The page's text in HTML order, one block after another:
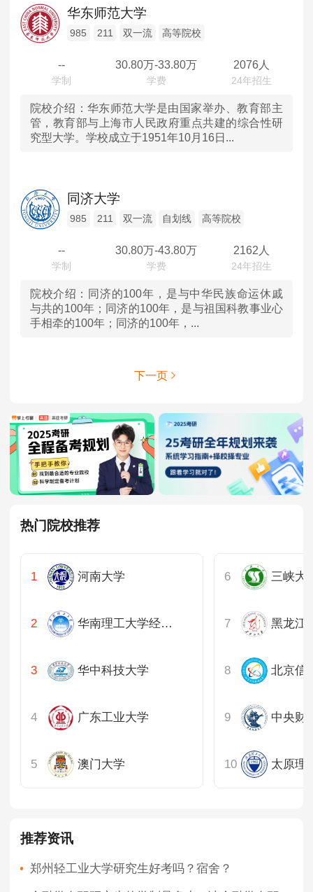
华东师范大学
985 211 双一流 高等院校
-- 30.80万-33.80万 2076人
院校介绍： 华东师范大学是由国家举办、教育部主
管，教育部与上海市人民政府重点共建的综合性研
究型大学。学校成立于1951年10月16日...
同济大学
985 211 双一流 自划线 高等院校
-- 30.80万-43.80万 2162人
院校介绍： 同济的100年，是与中华民族命运休戚
与共的100年；同济的100年，是与祖国科教事业心
手相牵的100年；同济的100年，...
下一页
热门院校推荐
河南大学
华南理工大学经济与金融学院
华中科技大学
广东工业大学
澳门大学
三峡大
黑龙江
北京信
中央财
太原理
推荐资讯
郑州轻工业大学研究生好考吗？宿舍？